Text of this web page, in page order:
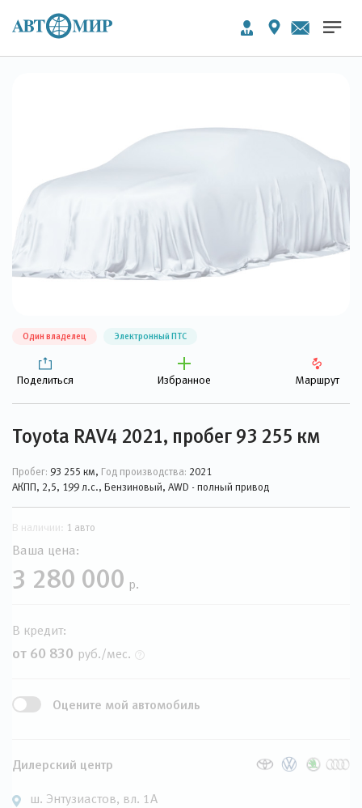
Один владелец Электронный ПТС
Поделиться Избранное Маршрут
Toyota RAV4 2021, пробег 93 255 км
Пробег: 93 255 км, Год производства: 2021
АКПП, 2,5, 199 л.с., Бензиновый, AWD - полный привод
В наличии: 1 авто
Ваша цена:
3 280 000 р.
В кредит:
от 60 830 руб./мес.
Оцените мой автомобиль
Дилерский центр
ш. Энтузиастов, вл. 1А